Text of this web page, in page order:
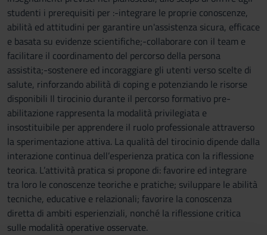
studenti i prerequisiti per :-integrare le proprie conoscenze,
abilità ed attitudini per garantire un'assistenza sicura, efficace
e basata su evidenze scientifiche;-collaborare con il team e
facilitare il coordinamento del percorso della persona
assistita;-sostenere ed incoraggiare gli utenti verso scelte di
salute, rinforzando abilità di coping e potenziando le risorse
disponibili Il tirocinio durante il percorso formativo pre-
abilitazione rappresenta la modalità privilegiata e
insostituibile per apprendere il ruolo professionale attraverso
la sperimentazione attiva. La qualità del tirocinio dipende dalla
interazione continua dell’esperienza pratica con la riflessione
teorica. L’attività pratica si propone di: favorire ed integrare
tra loro le conoscenze teoriche e pratiche; sviluppare le abilità
tecniche, educative e relazionali; favorire la conoscenza
diretta di ambiti esperienziali, nonché la riflessione critica
sulle modalità operative osservate.